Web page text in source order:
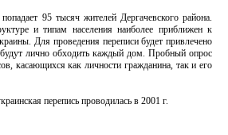
95 тысяч жителей Дергачевского района.
и типам населения наиболее приближен к
Для проведения переписи будет привлечено
лично обходить каждый дом. Пробный опрос
касающихся как личности гражданина, так и его
перепись проводилась в 2001 г.